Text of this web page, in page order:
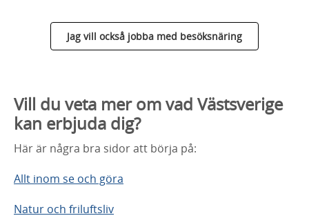
Jag vill också jobba med besöksnäring
Vill du veta mer om vad Västsverige
kan erbjuda dig?
Här är några bra sidor att börja på:
Allt inom se och göra
Natur och friluftsliv